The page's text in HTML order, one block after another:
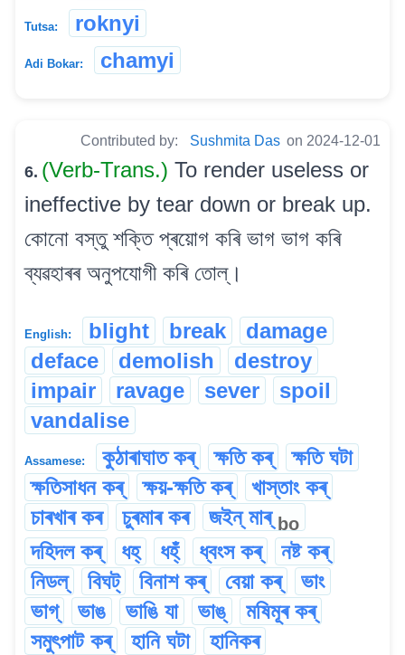
Tutsa: roknyi
Adi Bokar: chamyi
Contributed by: Sushmita Das on 2024-12-01
6. (Verb-Trans.) To render useless or
ineffective by tear down or break up.
কোনো বস্তু শক্তি প্ৰয়োগ কৰি ভাগ ভাগ কৰি
ব্যৱহাৰৰ অনুপযোগী কৰি তোল্।
English: blight break
damage
deface
demolish
destroy
impair
ravage sever
spoil
vandalise
Assamese: কুঠাৰাঘাত কৰ্ ক্ষতি কৰ্
ক্ষতি ঘটা
ক্ষতিসাধন কৰ্
ক্ষয়-ক্ষতি কৰ্
খাস্তাং কৰ্
চাৰখাৰ কৰ
চুৰমাৰ কৰ জইন্ মাৰ্ bo
দহিদল কৰ্ ধহ্ ধহ্ঁ ধ্বংস কৰ্
নষ্ট কৰ্
নিডল্
বিঘট্ বিনাশ কৰ্ বেয়া কৰ্
ভাং
ভাগ্
ভাঙ ভাঙি যা ভাঙ্
মষিমূৰ কৰ্
সমুৎপাট কৰ্
হানি ঘটা হানিকৰ